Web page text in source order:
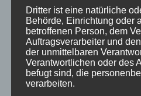
langfristig halten.
Bei der Fassadensanierung
Maaß die gesamte
Putzdiagnose und dem
Putzpartien über die
systemkompatiblen
Dritter ist eine natürliche
Behörde, Einrichtung oder
betroffenen Person, dem
Auftragsverarbeiter und
der unmittelbaren
Verantwortlichen oder des
befugt sind, die
verarbeiten.